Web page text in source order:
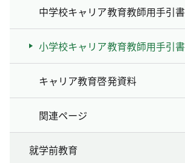
中学校キャリア教育教師用手引書
小学校キャリア教育教師用手引書
キャリア教育啓発資料
関連ページ
就学前教育